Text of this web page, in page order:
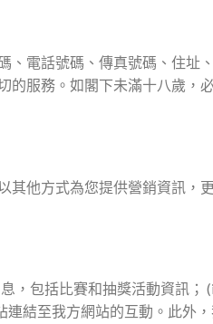
電話號碼、傳真號碼、住址
服務。如閣下未滿十八歲，
他方式為您提供營銷資訊，
，包括比賽和抽獎活動資訊；
結至我方網站的互動。此外